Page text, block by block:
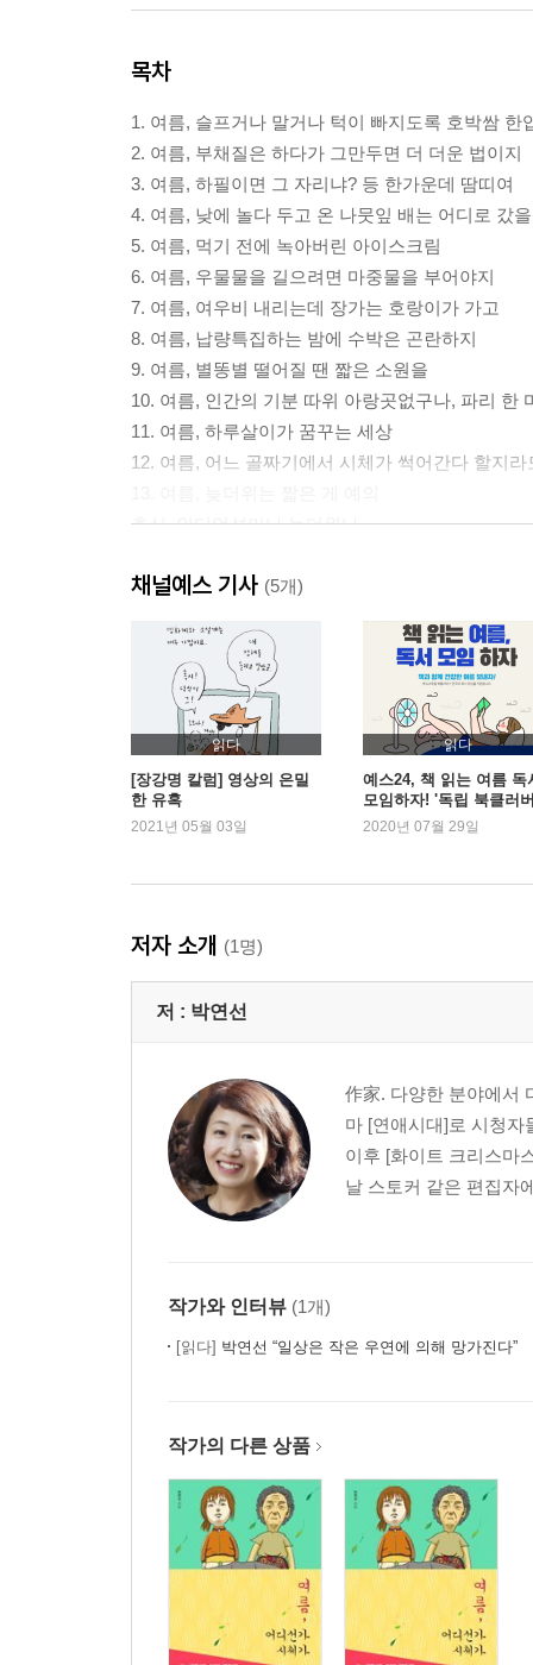
목차
1. 여름, 슬프거나 말거나 턱이 빠지도록 호박쌈 한
2. 여름, 부채질은 하다가 그만두면 더 더운 법이지
3. 여름, 하필이면 그 자리냐? 등 한가운데 땀띠여
4. 여름, 낮에 놀다 두고 온 나뭇잎 배는 어디로 갔
5. 여름, 먹기 전에 녹아버린 아이스크림
6. 여름, 우물물을 길으려면 마중물을 부어야지
7. 여름, 여우비 내리는데 장가는 호랑이가 가고
8. 여름, 납량특집하는 밤에 수박은 곤란하지
9. 여름, 별똥별 떨어질 땐 짧은 소원을
10. 여름, 인간의 기분 따위 아랑곳없구나, 파리 한
11. 여름, 하루살이가 꿈꾸는 세상
12. 여름, 어느 골짜기에서 시체가 썩어간다 할지라
추신, 인디언섬머나 늦더위나
채널예스 기사 (5개)
읽다
[장강명 칼럼] 영상의 은밀
한 유혹
2021년 05월 03일
읽다
예스24, 책 읽는 여름 독
모임하자! '독립 북클러
여름맞이 이벤트
2020년 07월 29일
저자 소개 (1명)
저 : 박연선
作家. 다양한 분야에서
마 [연애시대]로 시청자
이후 [화이트 크리스마
날 스토커 같은 편집자
작가와 인터뷰 (1개)
[읽다] 박연선 “일상은 작은 우연에 의해 망가진다”
작가의 다른 상품